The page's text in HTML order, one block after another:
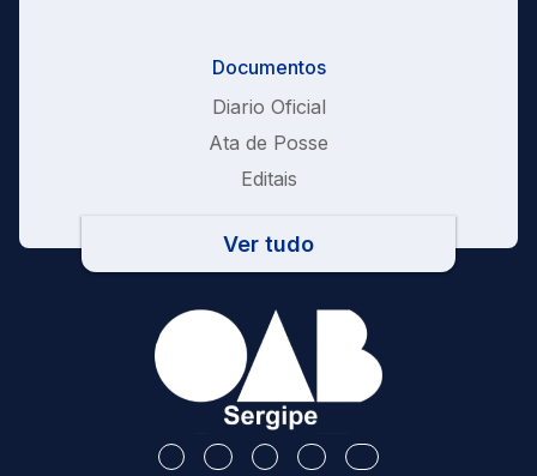
Documentos
Diario Oficial
Ata de Posse
Editais
Ver tudo